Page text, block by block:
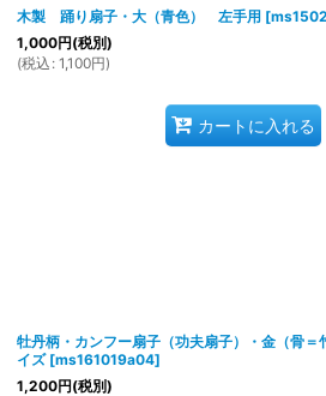
木製 踊り扇子・大（青色） 左手用 [
1,000円(税別)
(税込 : 1,100円)
カートに入れる
牡丹柄・カンフー扇子（功夫扇子）・金（骨
イズ [ms161019a04]
1,200円(税別)